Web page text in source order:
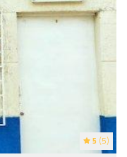
5 (5)